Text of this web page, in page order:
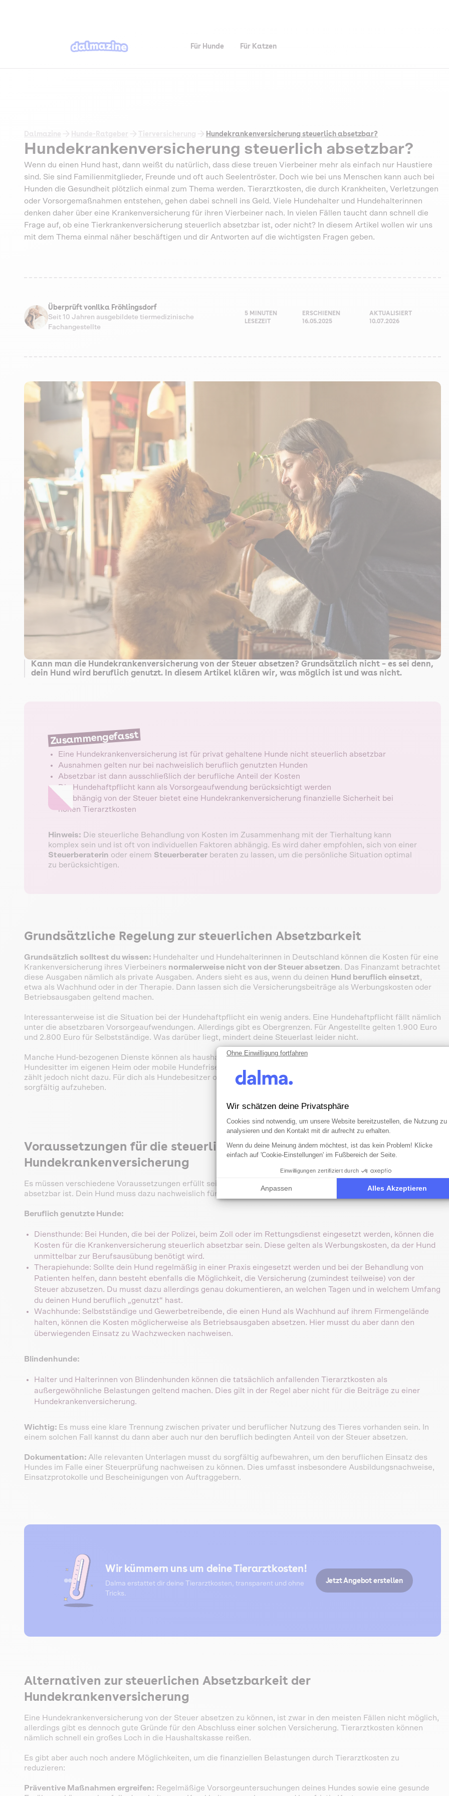
Für Hunde Für Katzen
Dalmazine Hunde-Ratgeber Tierversicherung Hundekrankenversicherung steuerlich absetzbar?
Hundekrankenversicherung steuerlich absetzbar?
Wenn du einen Hund hast, dann weißt du natürlich, dass diese treuen Vierbeiner mehr als einfach nur Haustiere
sind. Sie sind Familienmitglieder, Freunde und oft auch Seelentröster. Doch wie bei uns Menschen kann auch bei
Hunden die Gesundheit plötzlich einmal zum Thema werden. Tierarztkosten, die durch Krankheiten, Verletzungen
oder Vorsorgemaßnahmen entstehen, gehen dabei schnell ins Geld. Viele Hundehalter und Hundehalterinnen
denken daher über eine Krankenversicherung für ihren Vierbeiner nach. In vielen Fällen taucht dann schnell die
Frage auf, ob eine Tierkrankenversicherung steuerlich absetzbar ist, oder nicht? In diesem Artikel wollen wir uns
mit dem Thema einmal näher beschäftigen und dir Antworten auf die wichtigsten Fragen geben.
Überprüft von Ilka Fröhlingsdorf
Seit 10 Jahren ausgebildete tiermedizinische
Fachangestellte
5 MINUTEN
LESEZEIT
ERSCHIENEN
16.05.2025
AKTUALISIERT
10.07.2026
Kann man die Hundekrankenversicherung von der Steuer absetzen? Grundsätzlich nicht – es sei denn,
dein Hund wird beruflich genutzt. In diesem Artikel klären wir, was möglich ist und was nicht.
Zusammengefasst
Eine Hundekrankenversicherung ist für privat gehaltene Hunde nicht steuerlich absetzbar
Ausnahmen gelten nur bei nachweislich beruflich genutzten Hunden
Absetzbar ist dann ausschließlich der berufliche Anteil der Kosten
Die Hundehaftpflicht kann als Vorsorgeaufwendung berücksichtigt werden
Unabhängig von der Steuer bietet eine Hundekrankenversicherung finanzielle Sicherheit bei
hohen Tierarztkosten
Hinweis: Die steuerliche Behandlung von Kosten im Zusammenhang mit der Tierhaltung kann
komplex sein und ist oft von individuellen Faktoren abhängig. Es wird daher empfohlen, sich von einer
Steuerberaterin oder einem Steuerberater beraten zu lassen, um die persönliche Situation optimal
zu berücksichtigen.
Grundsätzliche Regelung zur steuerlichen Absetzbarkeit
Grundsätzlich solltest du wissen: Hundehalter und Hundehalterinnen in Deutschland können die Kosten für eine
Krankenversicherung ihres Vierbeiners normalerweise nicht von der Steuer absetzen. Das Finanzamt betrachtet
diese Ausgaben nämlich als private Ausgaben. Anders sieht es aus, wenn du deinen Hund beruflich einsetzt,
etwa als Wachhund oder in der Therapie. Dann lassen sich die Versicherungsbeiträge als Werbungskosten oder
Betriebsausgaben geltend machen.
Interessanterweise ist die Situation bei der Hundehaftpflicht ein wenig anders. Eine Hundehaftpflicht fällt nämlich
unter die absetzbaren Vorsorgeaufwendungen. Allerdings gibt es Obergrenzen. Für Angestellte gelten 1.900 Euro
und 2.800 Euro für Selbstständige. Was darüber liegt, mindert deine Steuerlast leider nicht.
Manche Hund-bezogenen Dienste können als haushaltsnahe Leistungen abgesetzt werden. Dazu gehören
Hundesitter im eigenen Heim oder mobile Hundefriseure. Die Betreuung außer Haus, etwa in einer Hundepension,
zählt jedoch nicht dazu. Für dich als Hundebesitzer oder Hundebesitzerin empfiehlt es sich daher, alle Belege
sorgfältig aufzuheben.
Voraussetzungen für die steuerliche Absetzbarkeit der
Hundekrankenversicherung
Es müssen verschiedene Voraussetzungen erfüllt sein, damit die
absetzbar ist. Dein Hund muss dazu nachweislich für berufliche Zwecke genutzt werden. Beispiele hierfür sind:
Beruflich genutzte Hunde:
Diensthunde: Bei Hunden, die bei der Polizei, beim Zoll oder im Rettungsdienst eingesetzt werden, können die
Kosten für die Krankenversicherung steuerlich absetzbar sein. Diese gelten als Werbungskosten, da der Hund
unmittelbar zur Berufsausübung benötigt wird.
Therapiehunde: Sollte dein Hund regelmäßig in einer Praxis eingesetzt werden und bei der Behandlung von
Patienten helfen, dann besteht ebenfalls die Möglichkeit, die Versicherung (zumindest teilweise) von der
Steuer abzusetzen. Du musst dazu allerdings genau dokumentieren, an welchen Tagen und in welchem Umfang
du deinen Hund beruflich „genutzt“ hast.
Wachhunde: Selbstständige und Gewerbetreibende, die einen Hund als Wachhund auf ihrem Firmengelände
halten, können die Kosten möglicherweise als Betriebsausgaben absetzen. Hier musst du aber dann den
überwiegenden Einsatz zu Wachzwecken nachweisen.
Blindenhunde:
Halter und Halterinnen von Blindenhunden können die tatsächlich anfallenden Tierarztkosten als
außergewöhnliche Belastungen geltend machen. Dies gilt in der Regel aber nicht für die Beiträge zu einer
Hundekrankenversicherung.
Wichtig: Es muss eine klare Trennung zwischen privater und beruflicher Nutzung des Tieres vorhanden sein. In
einem solchen Fall kannst du dann aber auch nur den beruflich bedingten Anteil von der Steuer absetzen.
Dokumentation: Alle relevanten Unterlagen musst du sorgfältig aufbewahren, um den beruflichen Einsatz des
Hundes im Falle einer Steuerprüfung nachweisen zu können. Dies umfasst insbesondere Ausbildungsnachweise,
Einsatzprotokolle und Bescheinigungen von Auftraggebern.
Wir kümmern uns um deine Tierarztkosten!
Dalma erstattet dir deine Tierarztkosten, transparent und ohne
Tricks.
Jetzt Angebot erstellen
Alternativen zur steuerlichen Absetzbarkeit der
Hundekrankenversicherung
Eine Hundekrankenversicherung von der Steuer absetzen zu können, ist zwar in den meisten Fällen nicht möglich,
allerdings gibt es dennoch gute Gründe für den Abschluss einer solchen Versicherung. Tierarztkosten können
nämlich schnell ein großes Loch in die Haushaltskasse reißen.
Es gibt aber auch noch andere Möglichkeiten, um die finanziellen Belastungen durch Tierarztkosten zu
reduzieren:
Präventive Maßnahmen ergreifen: Regelmäßige Vorsorgeuntersuchungen deines Hundes sowie eine gesunde
Ohne Einwilligung fortfahren
Wir schätzen deine Privatsphäre
Einwilligungsmanagementplattform:
Cookies sind notwendig, um unsere Website bereitzustellen, die Nutzung zu
analysieren und den Kontakt mit dir aufrecht zu erhalten.
Wenn du deine Meinung ändern möchtest, ist das kein Problem! Klicke
einfach auf 'Cookie-Einstellungen' im Fußbereich der Seite.
Einwilligungen zertifiziert durch
Anpassen Alles Akzeptieren